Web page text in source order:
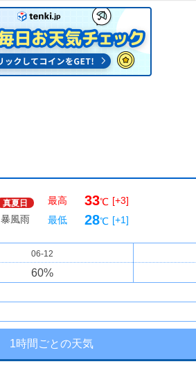
真夏日
暴風雨
最高 33℃ [+3]
最低
28℃ [+1]
06-12
60%
1時間ごとの天気